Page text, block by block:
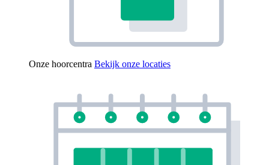
Onze hoorcentra Bekijk onze locaties